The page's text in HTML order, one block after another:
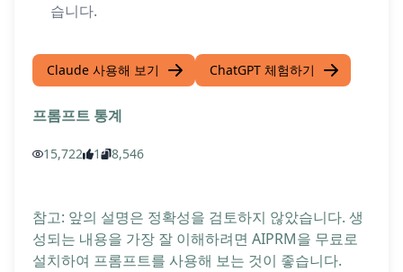
습니다.
Claude 사용해 보기 ChatGPT 체험하기
프롬프트 통계
15,722 1 8,546
참고: 앞의 설명은 정확성을 검토하지 않았습니다. 생
성되는 내용을 가장 잘 이해하려면 AIPRM을 무료로
설치하여 프롬프트를 사용해 보는 것이 좋습니다.